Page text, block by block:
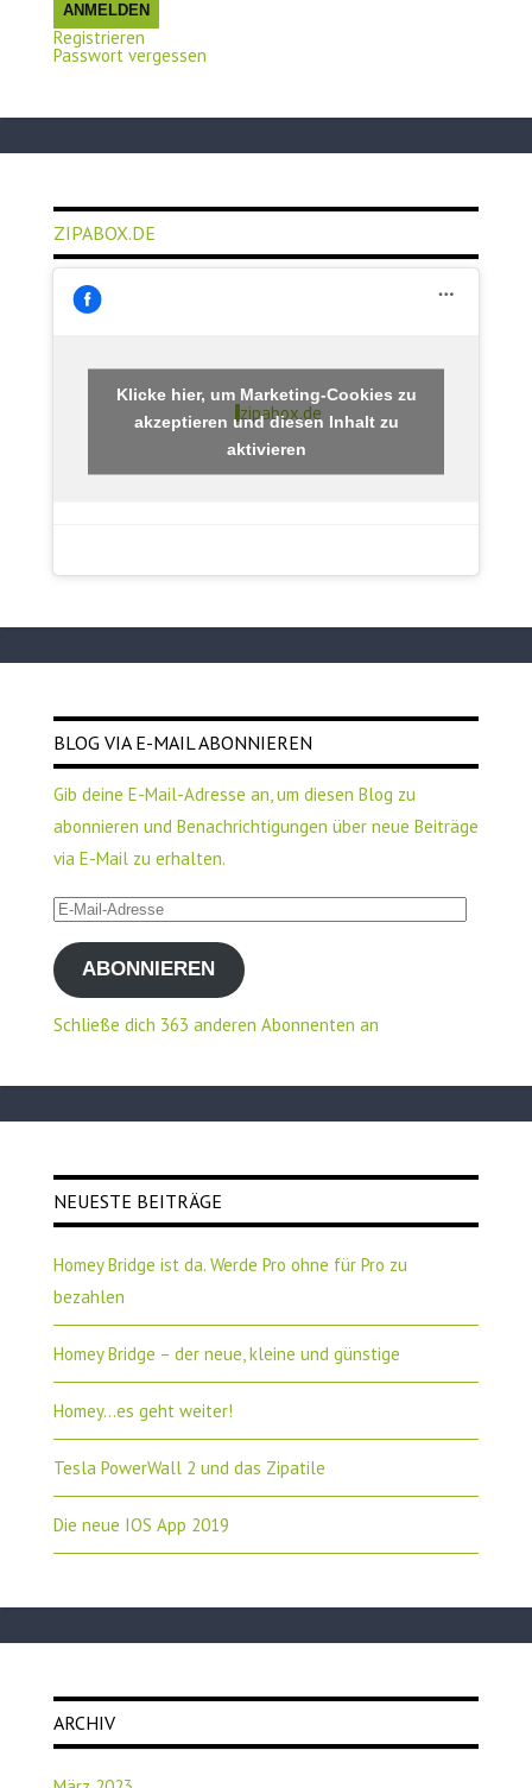
ANMELDEN
Registrieren
Passwort vergessen
ZIPABOX.DE
zipabox.de
Klicke hier, um Marketing-Cookies zu
akzeptieren und diesen Inhalt zu
aktivieren
BLOG VIA E-MAIL ABONNIEREN
Gib deine E-Mail-Adresse an, um diesen Blog zu
abonnieren und Benachrichtigungen über neue Beiträge
via E-Mail zu erhalten.
E-
Mail-
AdresseABONNIEREN
Schließe dich 363 anderen Abonnenten an
NEUESTE BEITRÄGE
Homey Bridge ist da. Werde Pro ohne für Pro zu
bezahlen
Homey Bridge – der neue, kleine und günstige
Homey…es geht weiter!
Tesla PowerWall 2 und das Zipatile
Die neue IOS App 2019
ARCHIV